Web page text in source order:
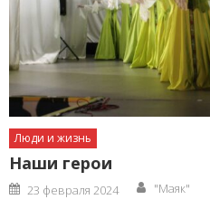
Люди и жизнь
Наши герои
Posted
on
23 февраля 2024 Author
"Маяк"